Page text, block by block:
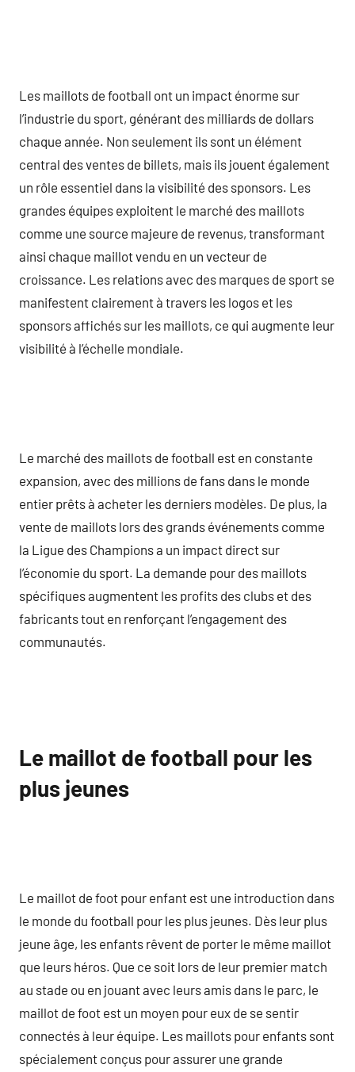
Les maillots de football ont un impact énorme sur
l’industrie du sport, générant des milliards de dollars
chaque année. Non seulement ils sont un élément
central des ventes de billets, mais ils jouent également
un rôle essentiel dans la visibilité des sponsors. Les
grandes équipes exploitent le marché des maillots
comme une source majeure de revenus, transformant
ainsi chaque maillot vendu en un vecteur de
croissance. Les relations avec des marques de sport se
manifestent clairement à travers les logos et les
sponsors affichés sur les maillots, ce qui augmente leur
visibilité à l’échelle mondiale.
Le marché des maillots de football est en constante
expansion, avec des millions de fans dans le monde
entier prêts à acheter les derniers modèles. De plus, la
vente de maillots lors des grands événements comme
la Ligue des Champions a un impact direct sur
l’économie du sport. La demande pour des maillots
spécifiques augmentent les profits des clubs et des
fabricants tout en renforçant l’engagement des
communautés.
Le maillot de football pour les
plus jeunes
Le maillot de foot pour enfant est une introduction dans
le monde du football pour les plus jeunes. Dès leur plus
jeune âge, les enfants rêvent de porter le même maillot
que leurs héros. Que ce soit lors de leur premier match
au stade ou en jouant avec leurs amis dans le parc, le
maillot de foot est un moyen pour eux de se sentir
connectés à leur équipe. Les maillots pour enfants sont
spécialement conçus pour assurer une grande